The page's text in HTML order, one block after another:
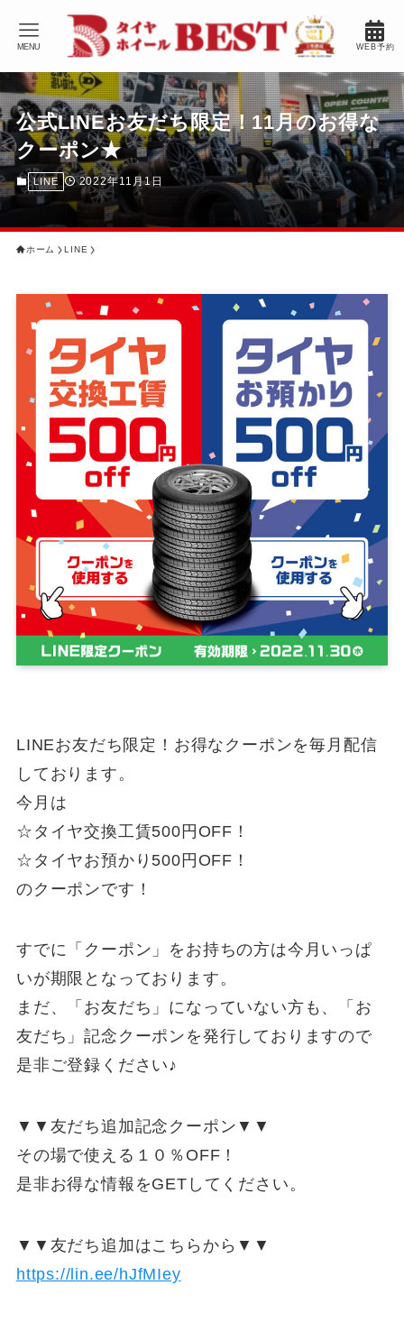
WEB予約
MENU
公式LINEお友だち限定！11月のお得な
クーポン★
LINE 2022年11月1日
ホーム LINE
LINEお友だち限定！お得なクーポンを毎月配信
しております。
今月は
☆タイヤ交換工賃500円OFF！
☆タイヤお預かり500円OFF！
のクーポンです！
すでに「クーポン」をお持ちの方は今月いっぱ
いが期限となっております。
まだ、「お友だち」になっていない方も、「お
友だち」記念クーポンを発行しておりますので
是非ご登録ください♪
▼▼友だち追加記念クーポン▼▼
その場で使える１０％OFF！
是非お得な情報をGETしてください。
▼▼友だち追加はこちらから▼▼
https://lin.ee/hJfMIey